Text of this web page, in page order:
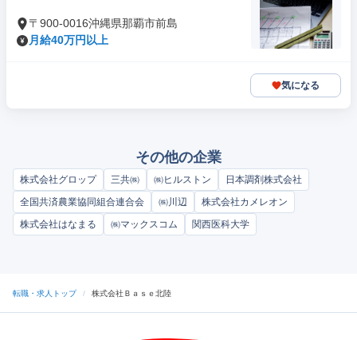
〒900-0016沖縄県那覇市前島
月給40万円以上
気になる
その他の企業
株式会社グロップ 三共㈱ ㈱ヒルストン
日本調剤株式会社
全国共済農業協同組合連合会
㈱川辺
株式会社カメレオン
株式会社はなまる
㈱マックスコム 関西医科大学
転職・求人トップ / 株式会社Ｂａｓｅ北陸